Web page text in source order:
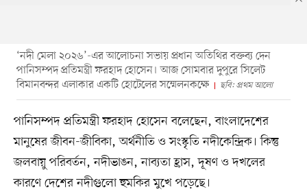
‘নদী মেলা ২০২৬’-এর আলোচনা সভায় প্রধান অতিথির বক্তব্য দেন
পানিসম্পদ প্রতিমন্ত্রী ফরহাদ হোসেন। আজ সোমবার দুপুরে সিলেট
বিমানবন্দর এলাকার একটি হোটেলের সম্মেলনকক্ষে
ছবি: প্রথম আলো
পানিসম্পদ প্রতিমন্ত্রী ফরহাদ হোসেন বলেছেন, বাংলাদেশের
মানুষের জীবন-জীবিকা, অর্থনীতি ও সংস্কৃতি নদীকেন্দ্রিক। কিন্তু
জলবায়ু পরিবর্তন, নদীভাঙন, নাব্যতা হ্রাস, দূষণ ও দখলের
কারণে দেশের নদীগুলো হুমকির মুখে পড়েছে।